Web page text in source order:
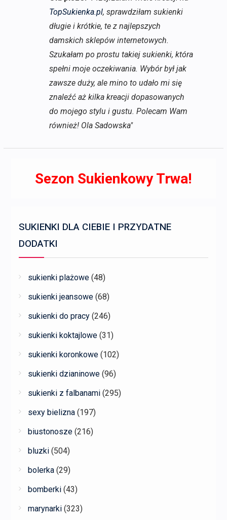
TopSukienka.pl, sprawdziłam sukienki
długie i krótkie, te z najlepszych
damskich sklepów internetowych.
Szukałam po prostu takiej sukienki, która
spełni moje oczekiwania. Wybór był jak
zawsze duży, ale mino to udało mi się
znaleźć aż kilka kreacji dopasowanych
do mojego stylu i gustu. Polecam Wam
również! Ola Sadowska"
Sezon Sukienkowy Trwa!
SUKIENKI DLA CIEBIE I PRZYDATNE
DODATKI
sukienki plażowe (48)
sukienki jeansowe (68)
sukienki do pracy (246)
sukienki koktajlowe (31)
sukienki koronkowe (102)
sukienki dzianinowe (96)
sukienki z falbanami (295)
sexy bielizna (197)
biustonosze (216)
bluzki (504)
bolerka (29)
bomberki (43)
marynarki (323)